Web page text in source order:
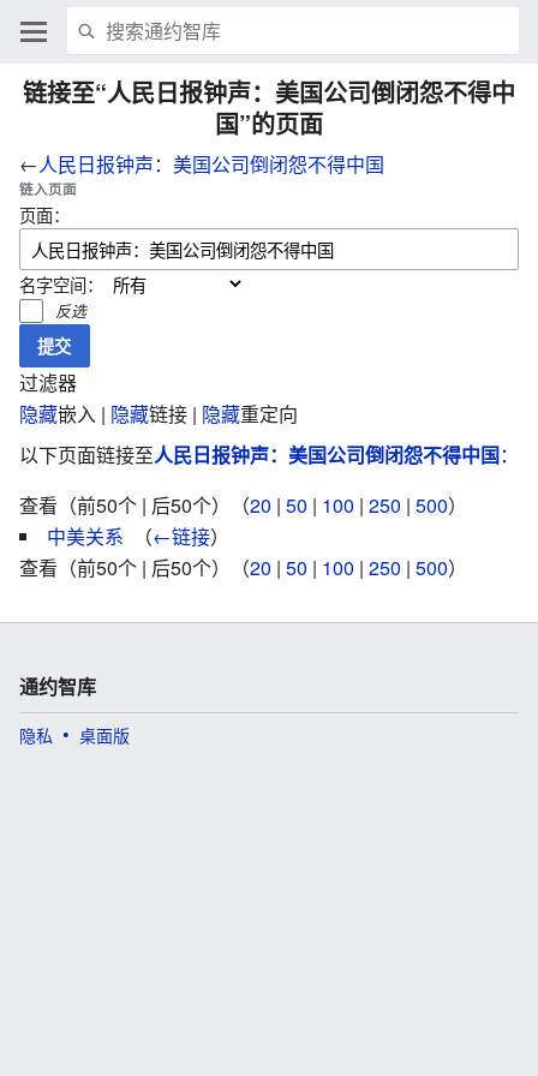
链接至“人民日报钟声：美国公司倒闭怨不得中
国”的页面
←人民日报钟声：美国公司倒闭怨不得中国
链入页面
页面：
名字空间：
反选
过滤器
隐藏嵌入 | 隐藏链接 | 隐藏重定向
以下页面链接至人民日报钟声：美国公司倒闭怨不得中国：
查看（前50个 | 后50个）（20 | 50 | 100 | 250 | 500）
中美关系
（←链接）
查看（前50个 | 后50个）（20 | 50 | 100 | 250 | 500）
通约智库
隐私 桌面版